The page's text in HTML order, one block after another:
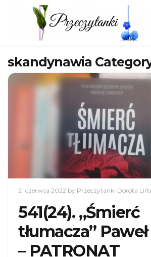
skandynawia
21 czerwca 2022 by Przeczytanki Dorota
541(24). „Śmierć
tłumacza”
– PATRONAT